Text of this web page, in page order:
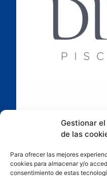
Gestionar
de las
Para ofrecer las mejores
cookies para almacenar y/o
consentimiento de estas